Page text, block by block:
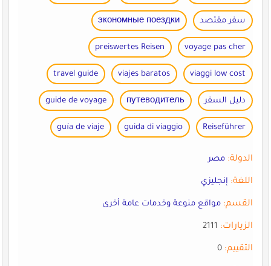
سفر مقتصد экономные поездки
voyage pas cher
preiswertes Reisen
viaggi low cost
viajes baratos
travel guide
دليل السفر путеводитель
guide de voyage
Reiseführer
guida di viaggio
guía de viaje
الدولة: مصر
اللغة: إنجليزي
القسم: مواقع منوعة وخدمات عامة أخرى
الزيارات:2111
التقييم:0